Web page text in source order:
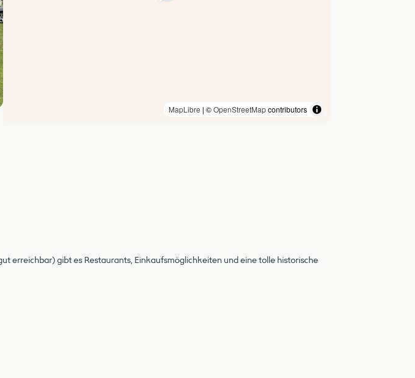
MapLibre | ©OpenStreetMapcontributors
erreichbar) gibt es Restaurants, Einkaufsmöglichkeiten und eine tolle historische